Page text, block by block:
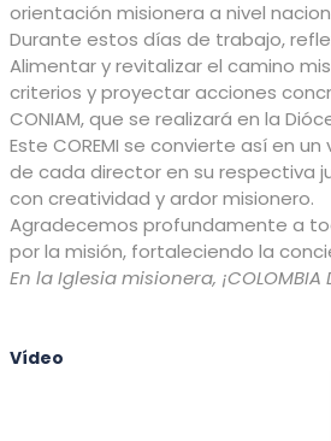
orientación misionera a nivel
Durante estos días de trabajo,
Alimentar y revitalizar el camino
criterios y proyectar acciones
CONIAM, que se realizará en la
Este COREMI se convierte así en
de cada director en su respectiva
con creatividad y ardor misionero.
Agradecemos profundamente a
por la misión, fortaleciendo la
En la Iglesia misionera, ¡COLOMBIA
Vídeo